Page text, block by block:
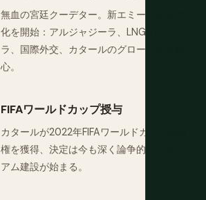
無血の宮廷クーデター。新エミールが近代
化を開始：アルジャジーラ、LNGインフ
ラ、国際外交、カタールのグローバルな野
心。
FIFAワールドカップ授与
カタールが2022年FIFAワールドカップ開催
権を獲得、決定は今も深く論争的。スタジ
アム建設が始まる。